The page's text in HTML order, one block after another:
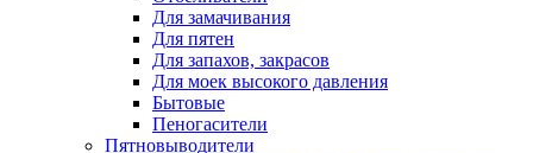
Для замачивания
Для пятен
Для запахов, закрасов
Для моек высокого давления
Бытовые
Пеногасители
Пятновыводители